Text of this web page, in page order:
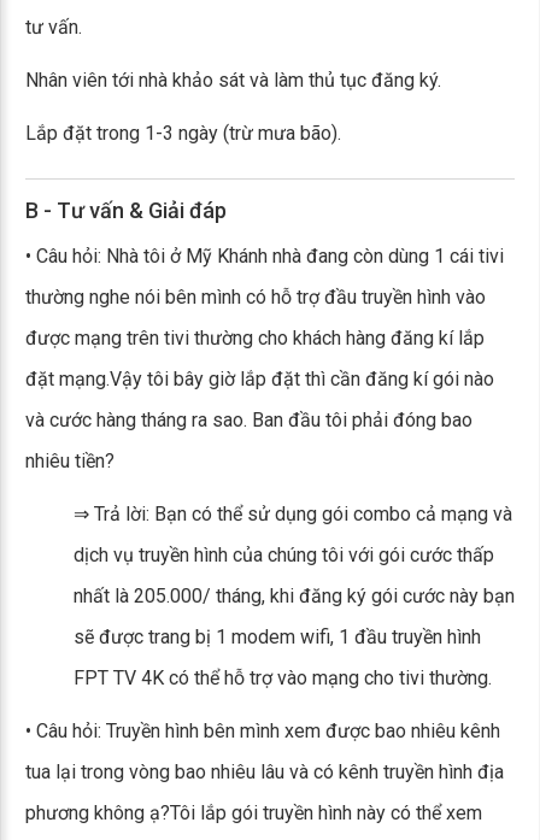
tư vấn.
Nhân viên tới nhà khảo sát và làm thủ tục đăng ký.
Lắp đặt trong 1-3 ngày (trừ mưa bão).
B - Tư vấn & Giải đáp
• Câu hỏi: Nhà tôi ở Mỹ Khánh nhà đang còn dùng 1 cái tivi
thường nghe nói bên mình có hỗ trợ đầu truyền hình vào
được mạng trên tivi thường cho khách hàng đăng kí lắp
đặt mạng.Vậy tôi bây giờ lắp đặt thì cần đăng kí gói nào
và cước hàng tháng ra sao. Ban đầu tôi phải đóng bao
nhiêu tiền?
⇒ Trả lời: Bạn có thể sử dụng gói combo cả mạng và
dịch vụ truyền hình của chúng tôi với gói cước thấp
nhất là 205.000/ tháng, khi đăng ký gói cước này bạn
sẽ được trang bị 1 modem wifi, 1 đầu truyền hình
FPT TV 4K có thể hỗ trợ vào mạng cho tivi thường.
• Câu hỏi: Truyền hình bên mình xem được bao nhiêu kênh
tua lại trong vòng bao nhiêu lâu và có kênh truyền hình địa
phương không ạ?Tôi lắp gói truyền hình này có thể xem